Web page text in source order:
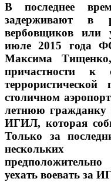
В последнее
задерживают в
вербовщиков
июле 2015 года
Максима
причастности к
столичном
летнюю гражданку
ИГИЛ, которая
Только за
нескольких
уехать воевать за